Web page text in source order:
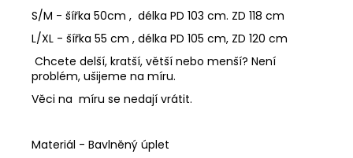
S/M - šířka 50cm , délka PD 103 cm. ZD 118 cm
L/XL - šířka 55 cm , délka PD 105 cm, ZD 120 cm
Chcete delší, kratší, větší nebo menší? Není
problém, ušijeme na míru.
Věci na míru se nedají vrátit.
Materiál - Bavlněný úplet